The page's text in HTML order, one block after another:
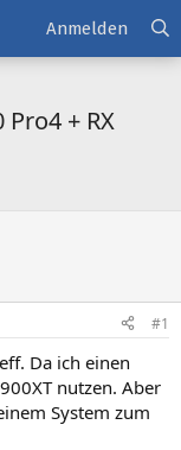
Anmelden
+ RX
#1
Da ich einen
nutzen. Aber
System zum